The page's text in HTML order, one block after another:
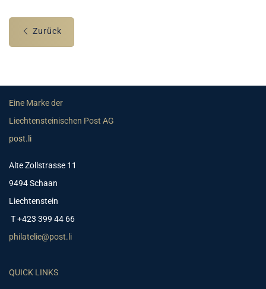
Zurück
Eine Marke der
Liechtensteinischen Post AG
post.li
Alte Zollstrasse 11
9494 Schaan
Liechtenstein
T +423 399 44 66
philatelie@post.li
QUICK LINKS